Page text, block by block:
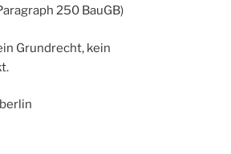
250 BauGB)
Grundrecht, kein